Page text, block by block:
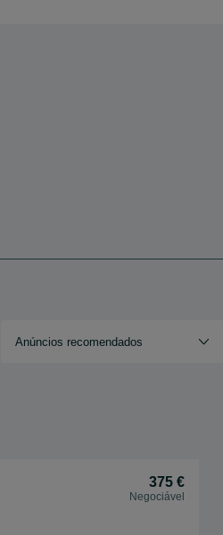
Anúncios recomendados
375 €
Negociável